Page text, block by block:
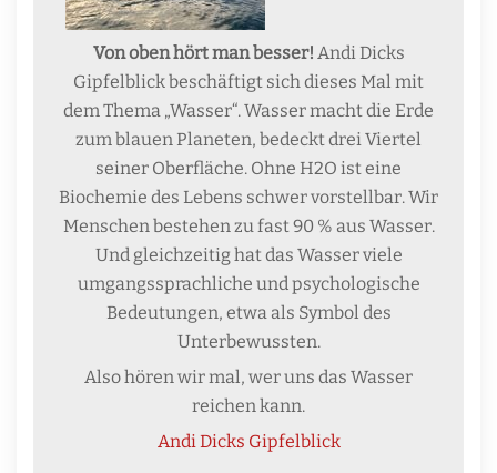
Von oben hört man besser! Andi Dicks
Gipfelblick beschäftigt sich dieses Mal mit
dem Thema „Wasser“. Wasser macht die Erde
zum blauen Planeten, bedeckt drei Viertel
seiner Oberfläche. Ohne H2O ist eine
Biochemie des Lebens schwer vorstellbar. Wir
Menschen bestehen zu fast 90 % aus Wasser.
Und gleichzeitig hat das Wasser viele
umgangssprachliche und psychologische
Bedeutungen, etwa als Symbol des
Unterbewussten.
Also hören wir mal, wer uns das Wasser
reichen kann.
Andi Dicks Gipfelblick